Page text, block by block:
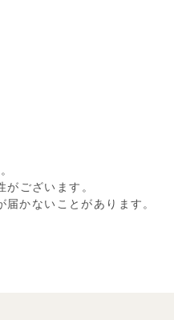
ございます。
かないことがあります。